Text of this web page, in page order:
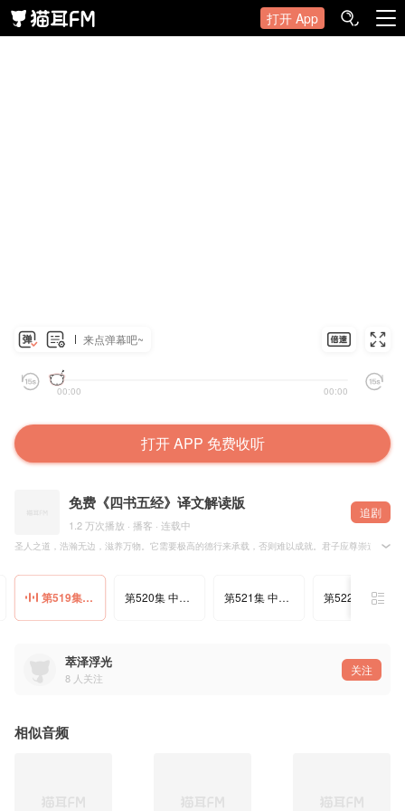
打开 App
来点弹幕吧~
00:00 00:00
打开 APP 免费收听
免费《四书五经》译文解读版
1.2 万次播放 · 播客 · 连载中
追剧
圣人之道，浩瀚无边，滋养万物。它需要极高的德行来承载，否则难以成就。君子应尊崇道德修
第519集 中庸：无征不信，不信民弗从 第520集 中庸：圣人的伟大之处 第521集 中庸；弘扬德行的最高境界 第522集 左传：让自然本能服从于道义
萃泽浮光
8 人关注
关注
相似音频